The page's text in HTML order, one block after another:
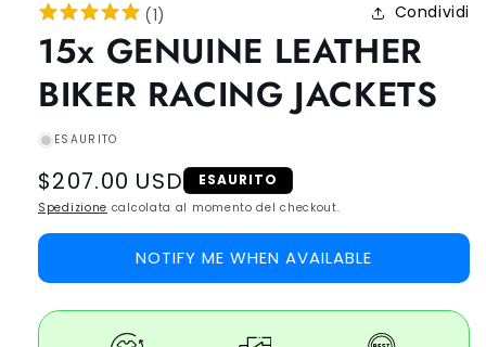
(1) Condividi
15x GENUINE LEATHER
BIKER RACING JACKETS
ESAURITO
Regular
price
$207.00 USD ESAURITO
Spedizione calcolata al momento del checkout.
NOTIFY ME WHEN AVAILABLE